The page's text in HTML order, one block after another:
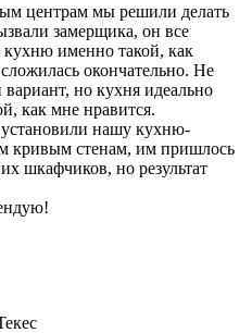
центрам мы решили делать
замерщика, он все
кухню именно такой, как
окончательно. Не
но кухня идеально
как мне нравится.
нашу кухню-
кривым стенам, им пришлось
шкафчиков, но результат